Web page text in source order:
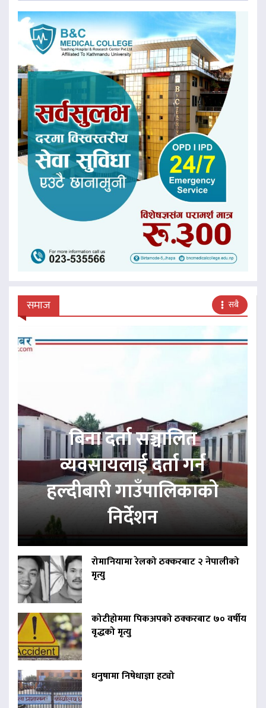
समाज सबै
बिना दर्ता सञ्चालित
व्यवसायलाई दर्ता गर्न
हल्दीबारी गाउँपालिकाको
निर्देशन
रोमानियामा रेलको ठक्करबाट २ नेपालीको
मृत्यु
कोटीहोममा पिकअपको ठक्करबाट ७० वर्षीय
वृद्धको मृत्यु
धनुषामा निषेधाज्ञा हट्यो